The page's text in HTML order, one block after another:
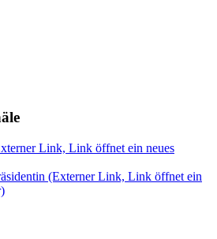
Link, Link öffnet ein neues
(Externer Link, Link öffnet ein